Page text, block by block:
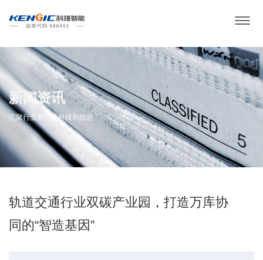
新闻资讯
汇聚行业前沿的科技和信息
轨道交通行业双碳产业园，打造万库协
同的“智造基因”